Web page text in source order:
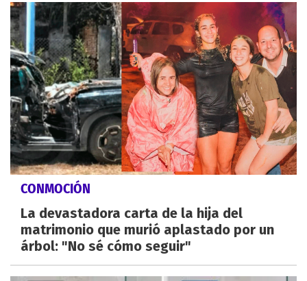
CONMOCIÓN
La devastadora carta de la hija del
matrimonio que murió aplastado por un
árbol: "No sé cómo seguir"